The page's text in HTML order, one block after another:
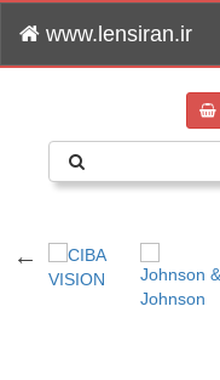
www.lensiran.ir